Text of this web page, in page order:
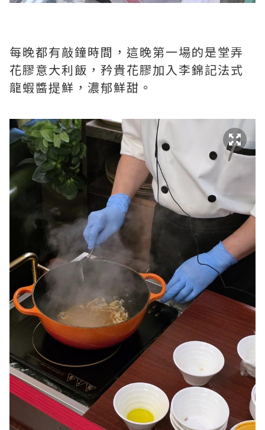
每晚都有敲鐘時間，這晚第一場的是堂弄
花膠意大利飯，矜貴花膠加入李錦記法式
龍蝦醬提鮮，濃郁鮮甜。